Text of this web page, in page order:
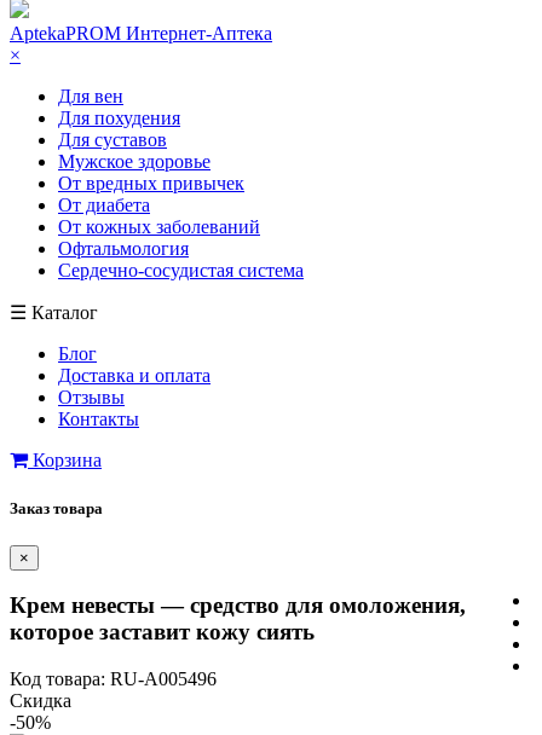
AptekaPROM Интернет-Аптека
×
Для вен
Для похудения
Для суставов
Мужское здоровье
От вредных привычек
От диабета
От кожных заболеваний
Офтальмология
Сердечно-сосудистая система
☰ Каталог
Блог
Доставка и оплата
Отзывы
Контакты
Корзина
Заказ товара
×
Крем невесты — средство для омоложения,
которое заставит кожу сиять
Код товара: RU-A005496
Скидка
-50%